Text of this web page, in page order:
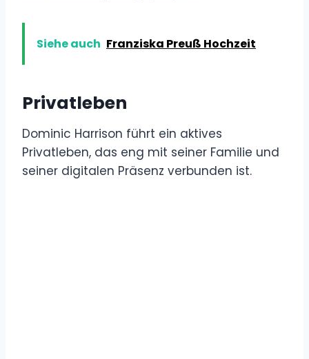
Siehe auch Franziska Preuß Hochzeit
Privatleben
Dominic Harrison führt ein aktives
Privatleben, das eng mit seiner Familie und
seiner digitalen Präsenz verbunden ist.